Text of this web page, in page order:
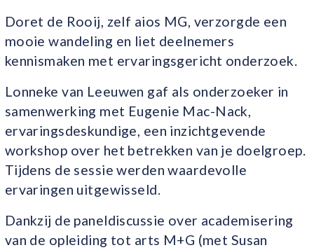
Doret de Rooij, zelf aios MG, verzorgde een
mooie wandeling en liet deelnemers
kennismaken met ervaringsgericht onderzoek.
Lonneke van Leeuwen gaf als onderzoeker in
samenwerking met Eugenie Mac-Nack,
ervaringsdeskundige, een inzichtgevende
workshop over het betrekken van je doelgroep.
Tijdens de sessie werden waardevolle
ervaringen uitgewisseld.
Dankzij de paneldiscussie over academisering
van de opleiding tot arts M+G (met Susan